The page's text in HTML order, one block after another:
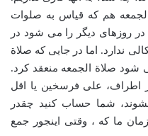
هم که قیاس به صلوات
روزهای دیگر را می شود در
ندارد. اما در جایی که صلاة
صلاة الجمعه منعقد کرد.
اطراف، علی فرسخین یا اقل
شما حساب کنید چقدر
ما که ، وقتی اینجور جمع